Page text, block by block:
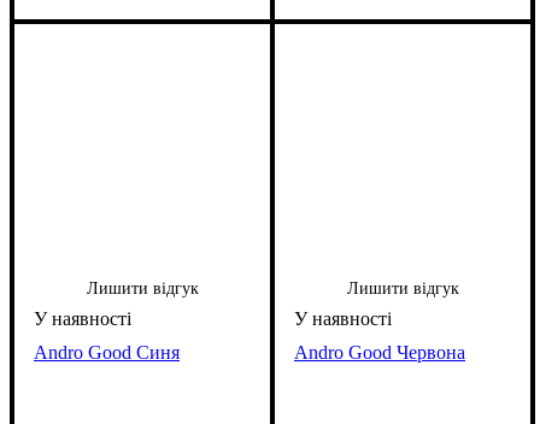
Лишити відгук
Andro Good Синя
Лишити відгук
Andro Good Червона